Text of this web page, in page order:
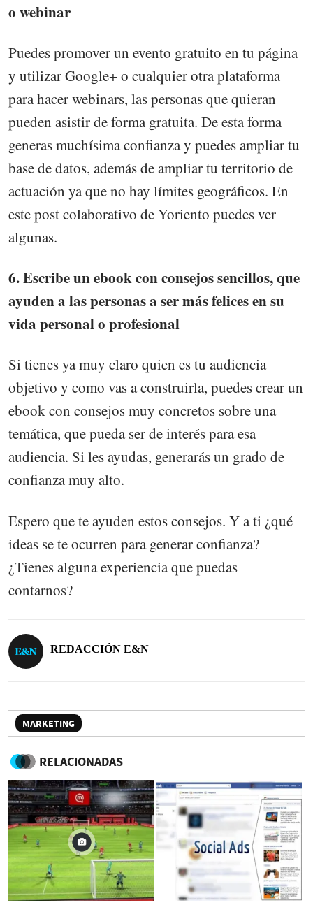
o webinar
Puedes promover un evento gratuito en tu página
y utilizar Google+ o cualquier otra plataforma
para hacer webinars, las personas que quieran
pueden asistir de forma gratuita. De esta forma
generas muchísima confianza y puedes ampliar tu
base de datos, además de ampliar tu territorio de
actuación ya que no hay límites geográficos. En
este post colaborativo de Yoriento puedes ver
algunas.
6. Escribe un ebook con consejos sencillos, que
ayuden a las personas a ser más felices en su
vida personal o profesional
Si tienes ya muy claro quien es tu audiencia
objetivo y como vas a construirla, puedes crear un
ebook con consejos muy concretos sobre una
temática, que pueda ser de interés para esa
audiencia. Si les ayudas, generarás un grado de
confianza muy alto.
Espero que te ayuden estos consejos. Y a ti ¿qué
ideas se te ocurren para generar confianza?
¿Tienes alguna experiencia que puedas
contarnos?
REDACCIÓN E&N
MARKETING
RELACIONADAS